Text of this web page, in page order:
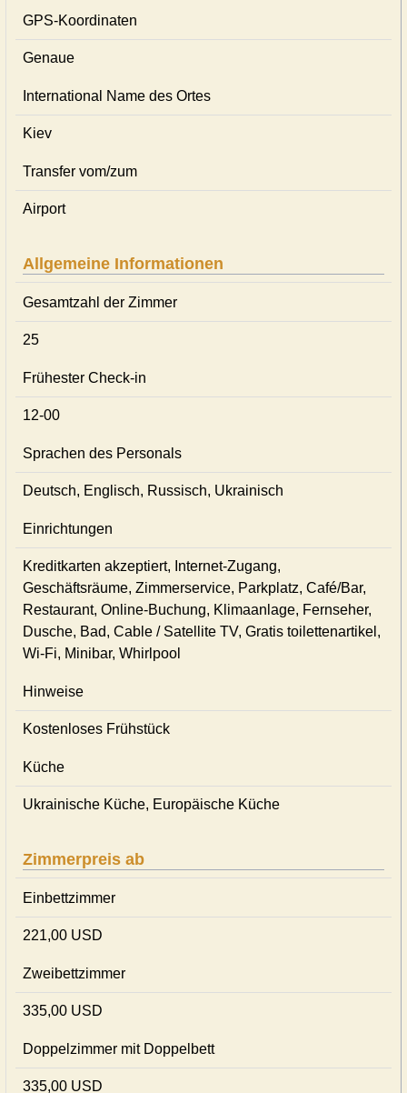
GPS-Koordinaten
Genaue
International Name des Ortes
Kiev
Transfer vom/zum
Airport
Allgemeine Informationen
Gesamtzahl der Zimmer
25
Frühester Check-in
12-00
Sprachen des Personals
Deutsch, Englisch, Russisch, Ukrainisch
Einrichtungen
Kreditkarten akzeptiert, Internet-Zugang,
Geschäftsräume, Zimmerservice, Parkplatz, Café/Bar,
Restaurant, Online-Buchung, Klimaanlage, Fernseher,
Dusche, Bad, Cable / Satellite TV, Gratis toilettenartikel,
Wi-Fi, Minibar, Whirlpool
Hinweise
Kostenloses Frühstück
Küche
Ukrainische Küche, Europäische Küche
Zimmerpreis ab
Einbettzimmer
221,00 USD
Zweibettzimmer
335,00 USD
Doppelzimmer mit Doppelbett
335,00 USD